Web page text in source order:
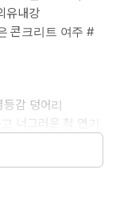
유내강
콘크리트 여주 #
감 덩어리
너그러운 척 연기
이밍을 노린다.